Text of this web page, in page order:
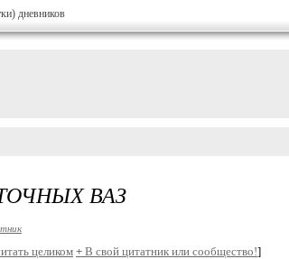
дневников
ВАЗ
целиком+ В свой цитатник или сообщество!]